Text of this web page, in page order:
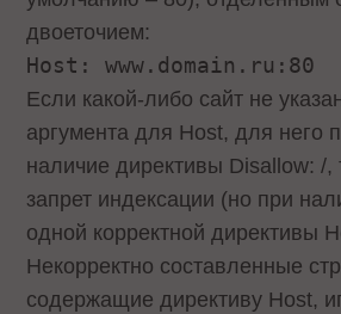
двоеточием:
Host: www.domain.ru:80
Если какой-либо сайт не
аргумента для Host, для него
наличие директивы Disallow: /,
запрет индексации (но при
одной корректной директивы
Некорректно составленные
содержащие директиву Host,